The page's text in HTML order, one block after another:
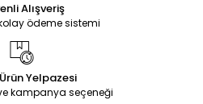
Alışveriş
ödeme sistemi
Yelpazesi
kampanya seçeneği